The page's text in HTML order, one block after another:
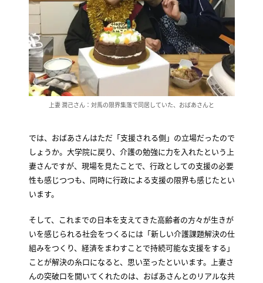
上妻 潤己さん：対馬の限界集落で同居していた、おばあさんと
では、おばあさんはただ「支援される側」の立場だったので
しょうか。大学院に戻り、介護の勉強に力を入れたという上
妻さんですが、現場を見たことで、行政としての支援の必要
性も感じつつも、同時に行政による支援の限界も感じたとい
います。
そして、これまでの日本を支えてきた高齢者の方々が生きが
いを感じられる社会をつくるには「新しい介護課題解決の仕
組みをつくり、経済をまわすことで持続可能な支援をする」
ことが解決の糸口になると、思い至ったといいます。上妻さ
んの突破口を開いてくれたのは、おばあさんとのリアルな共